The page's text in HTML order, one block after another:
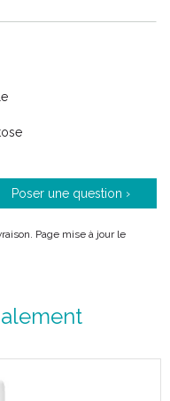
de la déglutition.
Poser une question ›
Page mise à jour le